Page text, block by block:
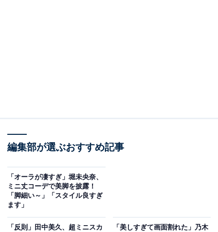
編集部が選ぶおすすめ記事
「オーラが凄すぎ」堀未央奈、
ミニ丈コーデで美脚を披露！
「脚細い～」「スタイル良すぎ
ます」
「反則」田中美久、超ミニスカ
「美しすぎて画面割れた」乃木